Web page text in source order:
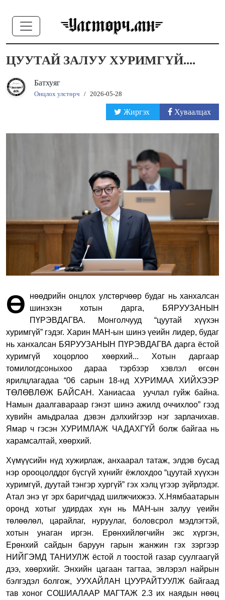
ЦУУТАЙ ЗАЛУУ ХУРИМГҮЙ....
Батхуяг
Онцлох улстөрч / 2026-05-28
Жиргэх Хуваалцах
Ө
нөөдрийн онцлох улстөрчөөр будаг нь ханхалсан
шинэхэн хотын дарга, БЯРУУЗАНЫН
ПҮРЭВДАГВА.
Монголчууд “цуутай хүүхэн
хуримгүй” гэдэг. Харин МАН-ын шинэ үеийн лидер, будаг
нь ханхалсан БЯРУУЗАНЫН ПҮРЭВДАГВА дарга ёстой
хуримгүй хоцорлоо хөөрхий... Хотын даргаар
томилогдсоныхоо дараа тэрбээр хэвлэл өгсөн
ярилцлагадаа “06 сарын 18-нд ХУРИМАА ХИЙХЭЭР
ТӨЛӨВЛӨЖ БАЙСАН. Ханиасаа уучлал гуйж байна.
Намын даалгавараар гэнэт шинэ ажилд оччихлоо” гээд
хувийн амьдралаа дэвэн дэлхийгээр нэг зарлачихав.
Ямар ч гэсэн ХУРИМЛАЖ ЧАДАХГҮЙ болж байгаа нь
харамсалтай, хөөрхий.
Хүмүүсийн нүд хужирлаж, анхаарал татаж, элдэв бусад
нэр орооцолддог бүсгүй хүнийг ёжлохдоо “цуутай хүүхэн
хуримгүй, дуутай тэнгэр хургүй” гэх хэлц үгээр зүйрлэдэг.
Атал энэ үг эрх баригчдад шилжчихжээ. Х.Нямбаатарын
оронд хотыг удирдах хүн нь МАН-ын залуу үеийн
төлөөлөл, царайлаг, нуруулаг, боловсрол мэдлэгтэй,
хотын унаган иргэн. Ерөнхийлөгчийн экс хүргэн,
Ерөнхий сайдын баруун гарын жанжин гэх зэргээр
НИЙГЭМД ТАНИУЛЖ ёстой л тоостой газар суулгаагүй
дээ, хөөрхийг. Энхийн цагаан тагтаа, эвлэрэл найрын
бэлгэдэл болгож, УУХАЙЛАН ЦУУРАЙТУУЛЖ байгаад
тав хоног СОШИАЛААР МАГТАЖ 2.3 их наядын нөөц